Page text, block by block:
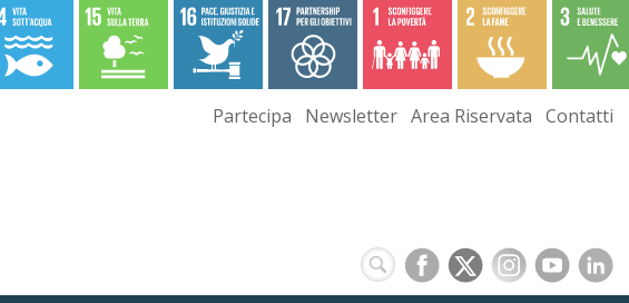
Partecipa Newsletter Area Riservata Contatti